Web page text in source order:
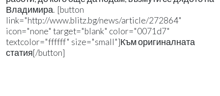
Владимира. [button
link="http://www.blitz.bg/news/article/272864"
icon="none" target="blank" color="0071d7"
textcolor="ffffff" size="small"]Към оригиналната
статия[/button]